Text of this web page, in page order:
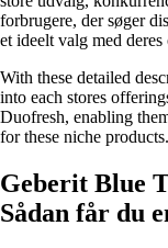
forbrugere, der søger
et ideelt valg med
With these detailed
into each stores
Duofresh, enabling
for these niche products.
Geberit Blue
Sådan får du